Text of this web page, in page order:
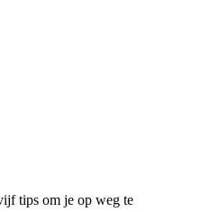
tips om je op weg te